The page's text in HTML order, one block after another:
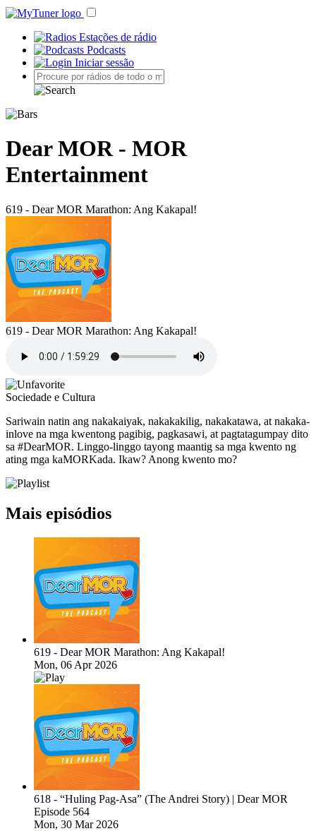
Estações de rádio
Podcasts
Iniciar sessão
Dear MOR - MOR
Entertainment
619 - Dear MOR Marathon: Ang Kakapal!
619 - Dear MOR Marathon: Ang Kakapal!
Sociedade e Cultura
Sariwain natin ang nakakaiyak, nakakakilig, nakakatawa, at nakaka-
inlove na mga kwentong pagibig, pagkasawi, at pagtatagumpay dito
sa #DearMOR. Linggo-linggo tayong maantig sa mga kwento ng
ating mga kaMORKada. Ikaw? Anong kwento mo?
Mais episódios
619 - Dear MOR Marathon: Ang Kakapal!
Mon, 06 Apr 2026
618 - “Huling Pag-Asa” (The Andrei Story) | Dear MOR
Episode 564
Mon, 30 Mar 2026